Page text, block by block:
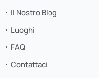
Il Nostro Blog
Luoghi
FAQ
Contattaci